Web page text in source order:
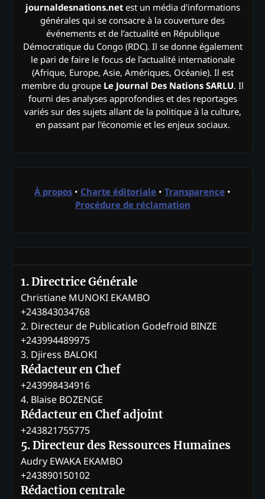
journaldesnations.netest un média d'informations
générales qui se consacre à la couverture des
événements et de l’actualité en République
Démocratique du Congo (RDC). Il se donne également
le pari de faire le focus de l’actualité internationale
(Afrique, Europe, Asie, Amériques, Océanie). Il est
membre du groupe Le Journal Des Nations SARLU. Il
fourni des analyses approfondies et des reportages
variés sur des sujets allant de la politique à la culture,
en passant par l'économie et les enjeux sociaux.
À propos • Charte éditoriale • Transparence •
Procédure de réclamation
1. Directrice Générale
Christiane MUNOKI EKAMBO
+243843034768
2. Directeur de Publication Godefroid BINZE
+243994489975
3. Djiress BALOKI
Rédacteur en Chef
+243998434916
4. Blaise BOZENGE
Rédacteur en Chef adjoint
+243821755775
5. Directeur des Ressources Humaines
Audry EWAKA EKAMBO
+243890150102
Rédaction centrale